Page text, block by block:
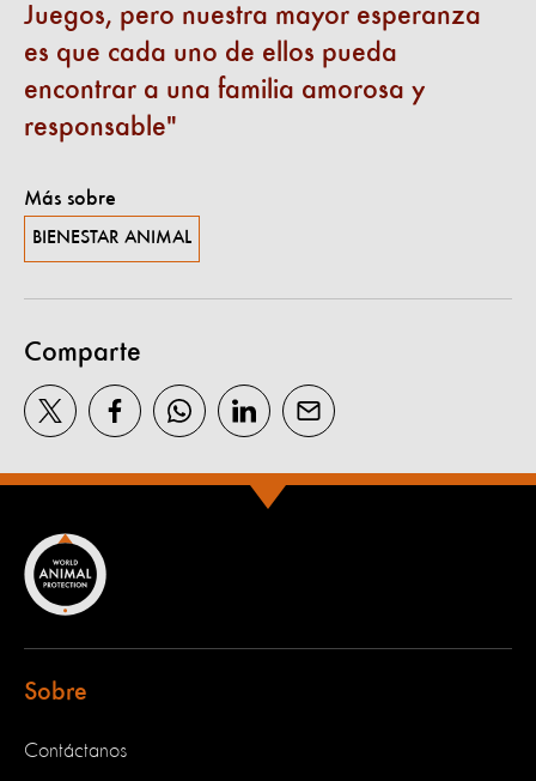
Juegos, pero nuestra mayor esperanza
es que cada uno de ellos pueda
encontrar a una familia amorosa y
responsable
Más sobre
BIENESTAR ANIMAL
Comparte
Sobre
Contáctanos